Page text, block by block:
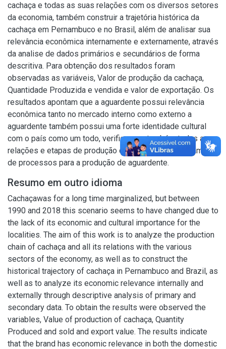
cachaça e todas as suas relações com os diversos setores
da economia, também construir a trajetória histórica da
cachaça em Pernambuco e no Brasil, além de analisar sua
relevância econômica internamente e externamente, através
da analise de dados primários e secundários de forma
descritiva. Para obtenção dos resultados foram
observadas as variáveis, Valor de produção da cachaça,
Quantidade Produzida e vendida e valor de exportação. Os
resultados apontam que a aguardente possui relevância
econômica tanto no mercado interno como externo a
aguardente também possui uma forte identidade cultural
com o país como um todo, verificou-se também todas as
relações e etapas de produção detalhando o encadeamento
de processos para a produção de aguardente.
Resumo em outro idioma
Cachaçawas for a long time marginalized, but between
1990 and 2018 this scenario seems to have changed due to
the lack of its economic and cultural importance for the
localities. The aim of this work is to analyze the production
chain of cachaça and all its relations with the various
sectors of the economy, as well as to construct the
historical trajectory of cachaça in Pernambuco and Brazil, as
well as to analyze its economic relevance internally and
externally through descriptive analysis of primary and
secondary data. To obtain the results were observed the
variables, Value of production of cachaça, Quantity
Produced and sold and export value. The results indicate
that the brand has economic relevance in both the domestic